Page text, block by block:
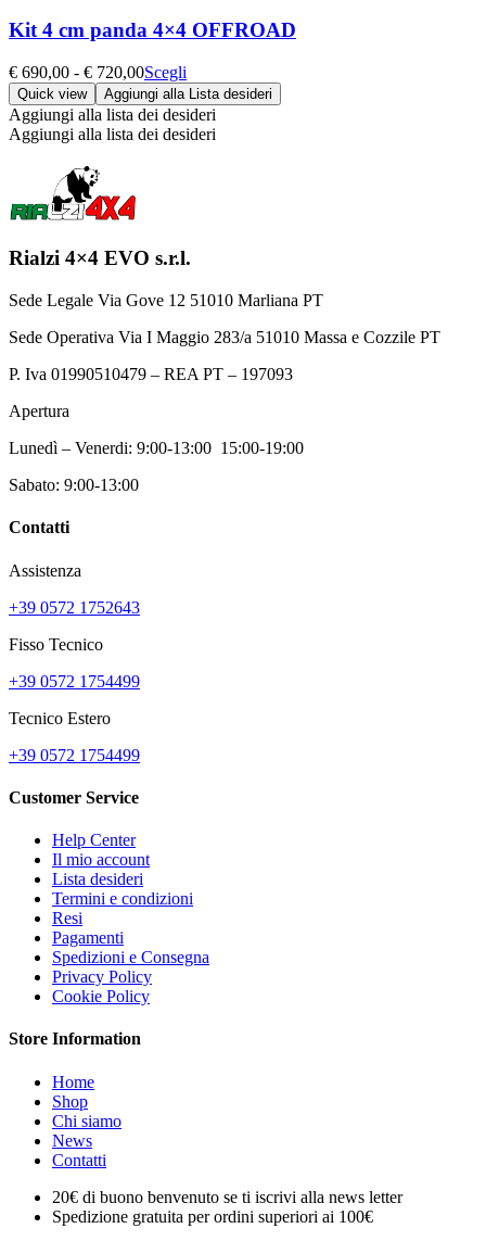
Kit 4 cm panda 4×4 OFFROAD
€ 690,00 - € 720,00Fascia
di
prezzo:
da
Scegli
prodotto
ha
più
nella
del
Quick view Aggiungi alla Lista desideri
Aggiungi alla lista dei desideri
Aggiungi alla lista dei desideri
Rialzi 4×4 EVO s.r.l.
Sede Legale Via Gove 12 51010 Marliana PT
Sede Operativa Via I Maggio 283/a 51010 Massa e Cozzile PT
P. Iva 01990510479 – REA PT – 197093
Apertura
Lunedì – Venerdi: 9:00-13:00 15:00-19:00
Sabato: 9:00-13:00
Contatti
Assistenza
+39 0572 1752643
Fisso Tecnico
+39 0572 1754499
Tecnico Estero
+39 0572 1754499
Customer Service
Help Center
Il mio account
Lista desideri
Termini e condizioni
Resi
Pagamenti
Spedizioni e Consegna
Privacy Policy
Cookie Policy
Store Information
Home
Shop
Chi siamo
News
Contatti
20€ di buono benvenuto se ti iscrivi alla news letter
Spedizione gratuita per ordini superiori ai 100€